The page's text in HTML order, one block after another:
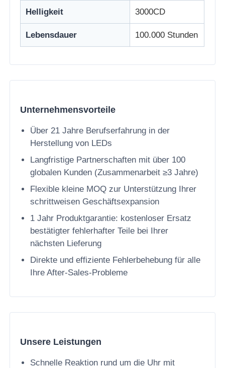
LED -Netzanzeige
Holographischer LED-Bildschirm
LED -Kühlergrillbildschirm
Transparenter Bildschirm
Helligkeit 3000CD
Lebensdauer 100.000 Stunden
Unternehmensvorteile
Über 21 Jahre Berufserfahrung in der
Herstellung von LEDs
Langfristige Partnerschaften mit über 100
globalen Kunden (Zusammenarbeit ≥3 Jahre)
Flexible kleine MOQ zur Unterstützung Ihrer
schrittweisen Geschäftsexpansion
1 Jahr Produktgarantie: kostenloser Ersatz
bestätigter fehlerhafter Teile bei Ihrer
nächsten Lieferung
Direkte und effiziente Fehlerbehebung für alle
Ihre After-Sales-Probleme
Unsere Leistungen
Schnelle Reaktion rund um die Uhr mit